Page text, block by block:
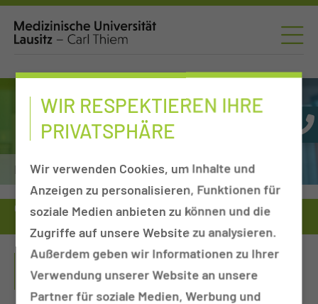
Neurochirurgie
Operative Leistung
Operative Eingriffe in der Neurochirurgie
ARBEITSGRUPPE:
SCHÄDELBASISCHIRURGIE
WIR RESPEKTIEREN IHRE
PRIVATSPHÄRE
Wir verwenden Cookies, um Inhalte und
Anzeigen zu personalisieren, Funktionen für
soziale Medien anbieten zu können und die
Zugriffe auf unsere Website zu analysieren.
Außerdem geben wir Informationen zu Ihrer
Verwendung unserer Website an unsere
Partner für soziale Medien, Werbung und